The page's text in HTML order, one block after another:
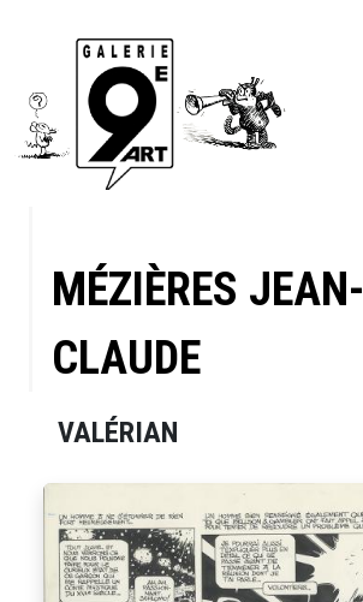
MÉZIÈRES JEAN-
CLAUDE
VALÉRIAN